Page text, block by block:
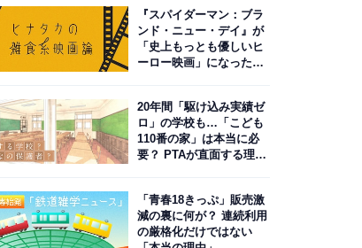
『スパイダーマン：ブラ
ンド・ニュー・デイ』が
「史上もっとも優しいヒ
ーロー映画」になった理
20年間「駆け込み実績ゼ
ロ」の学校も…「こども
110番の家」は本当に必
要？ PTAが直面する理想
「青春18きっぷ」販売激
減の裏に何が？ 連続利用
の厳格化だけではない